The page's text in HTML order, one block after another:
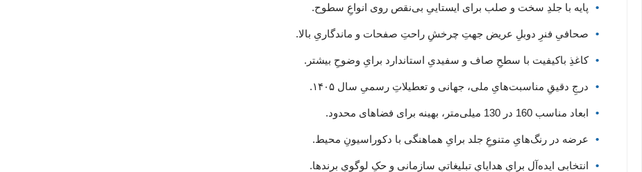
پایه با جلدِ سخت و صلب برای ایستاییِ بی‌نقص روی انواعِ سطوح.
صحافیِ فنرِ دوبلِ عریض جهتِ چرخشِ راحتِ صفحات و ماندگاریِ بالا.
کاغذِ باکیفیت با سطحِ صاف و سفیدیِ استاندارد برایِ وضوحِ بیشتر.
درجِ دقیقِ مناسبت‌هایِ ملی، جهانی و تعطیلاتِ رسمیِ سال ۱۴۰۵.
ابعاد مناسب 160 در 130 میلی‌متر، بهینه برای فضاهای محدود.
عرضه در رنگ‌هایِ متنوعِ جلد برایِ هماهنگی با دکوراسیونِ محیط.
انتخابی ایده‌آل برایِ هدایایِ تبلیغاتیِ سازمانی و حکِ لوگویِ برندها.